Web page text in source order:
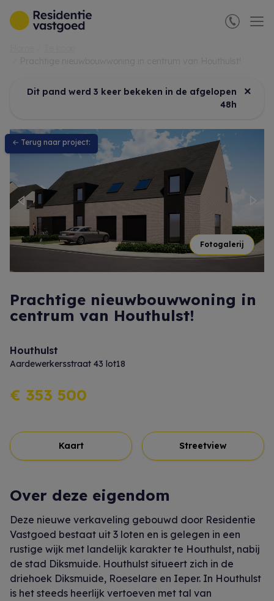
Menu overslaan en naar de inhoud gaan
Dit pand werd 3 keer bekeken in de afgelopen
48h
×
← Terug naar project:
Previous
Fotogalerij
Prachtige nieuwbouwwoning in
centrum van Houthulst!
Houthulst
Aardewerkersstraat 43 lot18
€ 353 500
Kaart Streetview
Over deze eigendom
Deze nieuwe verkaveling gebouwd door Residentie
Vastgoed bestaat uit 3 loten en is gelegen in een
rustige wijk met landelijk karakter te Houthulst, nabij
de stad Diksmuide. Houthulst situeert zich in de
driehoek Diksmuide, Roeselare en Ieper. In Houthulst
is het steeds heerlijk vertoeven met tal van